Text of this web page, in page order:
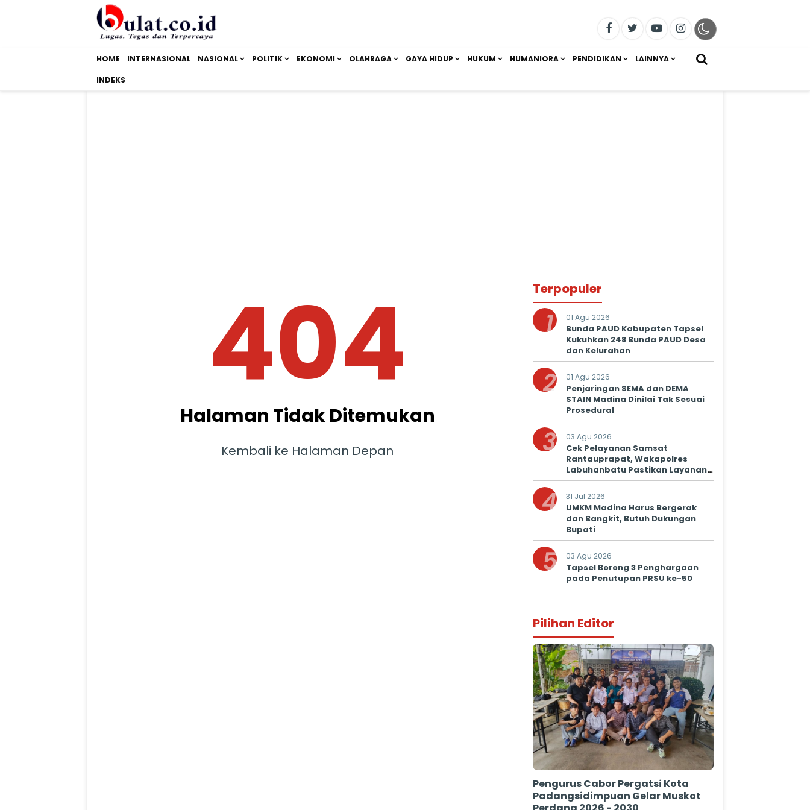
HOME INTERNASIONAL NASIONAL POLITIK EKONOMI OLAHRAGA GAYA HIDUP HUKUM HUMANIORA PENDIDIKAN LAINNYA
INDEKS
404
Halaman Tidak Ditemukan
Kembali ke Halaman Depan
Terpopuler
1 01 Agu 2026
Bunda PAUD Kabupaten Tapsel
Kukuhkan 248 Bunda PAUD Desa
dan Kelurahan
2 01 Agu 2026
Penjaringan SEMA dan DEMA
STAIN Madina Dinilai Tak Sesuai
Prosedural
3 03 Agu 2026
Cek Pelayanan Samsat
Rantauprapat, Wakapolres
Labuhanbatu Pastikan Layanan
Prima untuk Masyarakat
4 31 Jul 2026
UMKM Madina Harus Bergerak
dan Bangkit, Butuh Dukungan
Bupati
5 03 Agu 2026
Tapsel Borong 3 Penghargaan
pada Penutupan PRSU ke-50
Pilihan Editor
Pengurus Cabor Pergatsi Kota
Padangsidimpuan Gelar Muskot